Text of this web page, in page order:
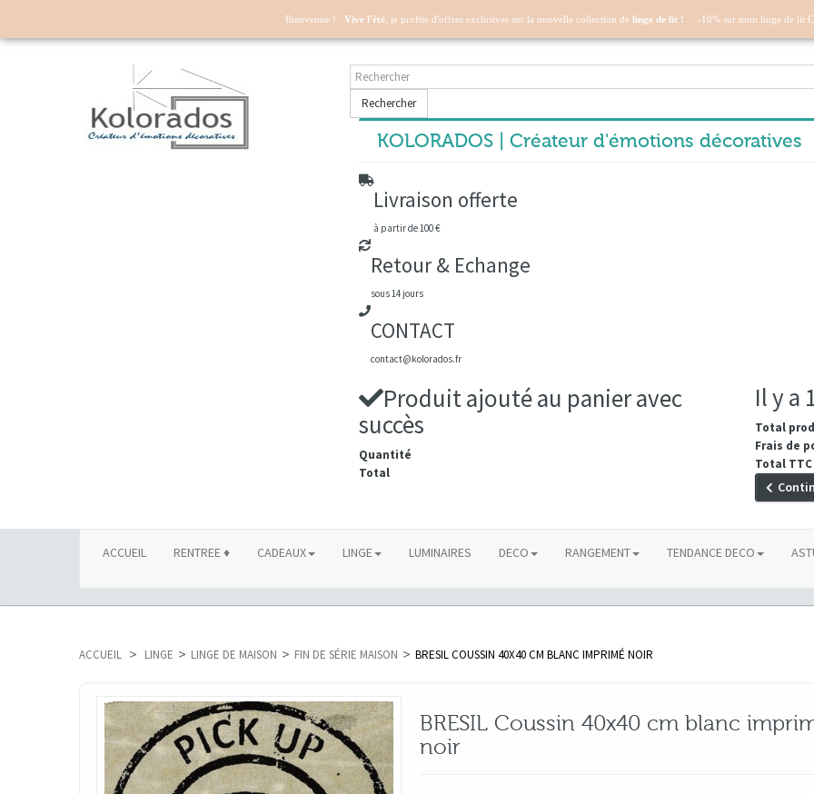
Rechercher
KOLORADOS | Créateur d'émotions décoratives
Livraison offerte
à partir de 100 €
Retour & Echange
sous 14 jours
CONTACT
contact@kolorados.fr
Produit ajouté au panier avec
succès
Quantité
Total
Il y a
Total
Frais de
Total TTC
ACCUEIL RENTREE ♦ CADEAUX LINGE LUMINAIRES DECO RANGEMENT TENDANCE DECO
ACCUEIL > LINGE > LINGE DE MAISON > FIN DE SÉRIE MAISON > BRESIL COUSSIN 40X40 CM BLANC IMPRIMÉ NOIR
BRESIL Coussin 40x40 cm blanc
noir
Bienvenue ! Vive l'été , je profite d'offres exclusives sur la nouvelle collection de linge de lit ! -10% sur mon linge de lit